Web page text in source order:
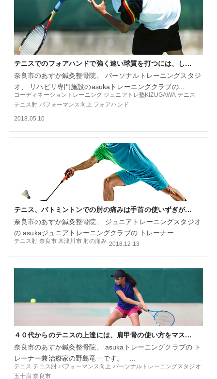
テニスでのフォアハンドで強く速い球質を打つには、し...
奈良市のあすか鍼灸整骨院、 パーソナルトレーニングスタジ
オ、 リハビリ専門施設のasukaトレーニングクラブの...
コーディネーショントレーニング ジュニアトレ塾KIZUGAWA テニス
テニス肘 パフォーマンス向上 フォアハンド
2018.05.10
テニス、バトミントンでの肘の痛みは手首の使いずぎが...
奈良市のあすか鍼灸整骨院、 ジュニアトレーニングスタジオ
の asukaジュニアトレーニングクラブの トレーナー...
テニス肘 奈良市 木津川市 肘の痛み 2018.12.13
４０代からのテニスの上達には、肩甲骨の使い方をマス...
奈良市のあすか鍼灸整骨院、 asukaトレーニングクラブの ト
レーナー兼治療家の野島竜一です。 ...
テニス テニス肘 パフォーマンス向上 パーソナルトレーニングスタジオ
五十肩 奈良市